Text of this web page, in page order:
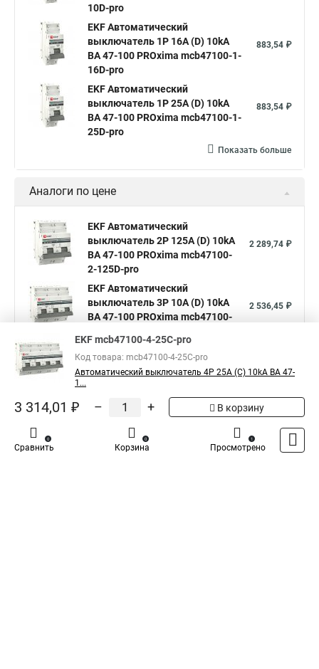
10D-pro
EKF Автоматический
выключатель 1P 16А (D) 10kA
ВА 47-100 PROxima mcb47100-1-
16D-pro
883,54 ₽
EKF Автоматический
выключатель 1P 25А (D) 10kA
ВА 47-100 PROxima mcb47100-1-
25D-pro
883,54 ₽
Показать больше
Аналоги по цене
EKF Автоматический
выключатель 2P 125А (D) 10kA
ВА 47-100 PROxima mcb47100-
2-125D-pro
2 289,74 ₽
EKF Автоматический
выключатель 3P 10А (D) 10kA
ВА 47-100 PROxima mcb47100-
2 536,45 ₽
выключатель 3P 16А (D) 10kA
ВА 47-100 PROxima mcb47100-
2 420,66 ₽
Показать больше
EKF mcb47100-4-25C-pro
Код товара: mcb47100-4-25C-pro
Автоматический выключатель 4P 25А (C) 10kA ВА 47-
1...
3 314,01 ₽ – + В корзину
Сравнить
0
Корзина
0
Просмотрено
1